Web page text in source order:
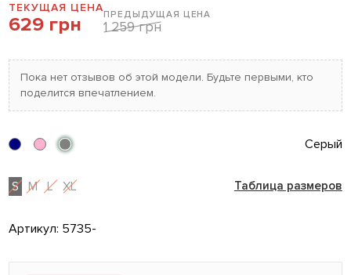
ТЕКУЩАЯ ЦЕНА
629 грн ПРЕДЫДУЩАЯ ЦЕНА
1 259 грн
Пока нет отзывов об этой модели. Будьте первыми, кто
поделится впечатлением.
Серый
S M L XL Таблица размеров
Артикул: 5735-